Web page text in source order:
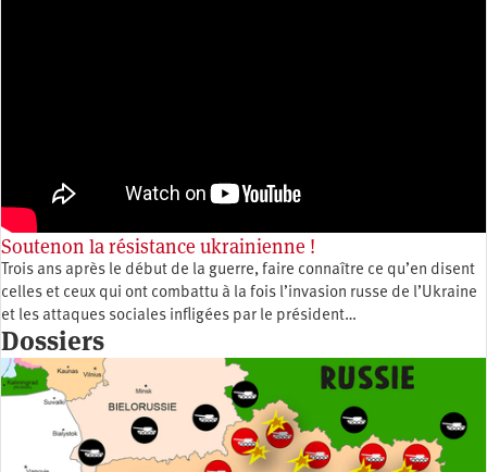
Soutenon la résistance ukrainienne !
Trois ans après le début de la guerre, faire connaître ce qu’en disent
celles et ceux qui ont combattu à la fois l’invasion russe de l’Ukraine
et les attaques sociales infligées par le président…
Dossiers